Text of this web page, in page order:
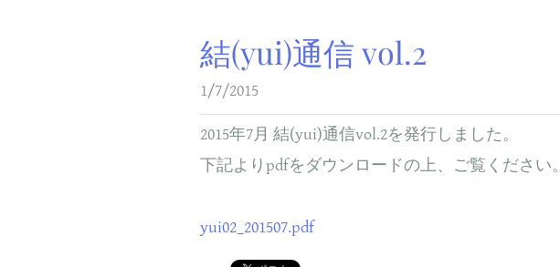
結(yui)通信 vol.2
1/7/2015
2015年7月 結(yui)通信vol.2を発行しました。
下記よりpdfをダウンロードの上、ご覧ください。
yui02_201507.pdf